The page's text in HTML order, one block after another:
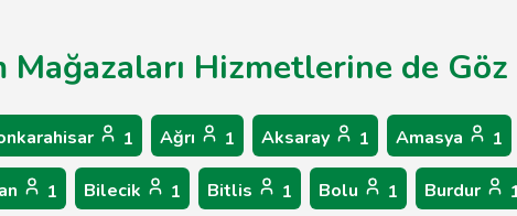
Hizmetlerine de
1 Ağrı 1 Aksaray 1 Amasya 1
1 Bilecik 1 Bitlis 1 Bolu 1 Burdur